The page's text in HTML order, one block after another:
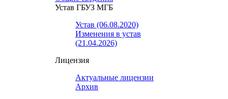
Устав ГБУЗ МГБ
Устав (06.08.2020)
Изменения в устав
(21.04.2026)
Лицензия
Актуальные лицензии
Архив